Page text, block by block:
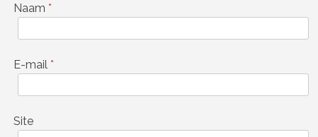
Naam *
E-mail *
Site